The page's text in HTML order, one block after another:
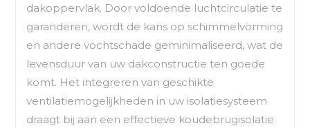
dakoppervlak. Door voldoende luchtcirculatie te
garanderen, wordt de kans op schimmelvorming
en andere vochtschade geminimaliseerd, wat de
levensduur van uw dakconstructie ten goede
komt. Het integreren van geschikte
ventilatiemogelijkheden in uw isolatiesysteem
draagt bij aan een effectieve koudebrugisolatie